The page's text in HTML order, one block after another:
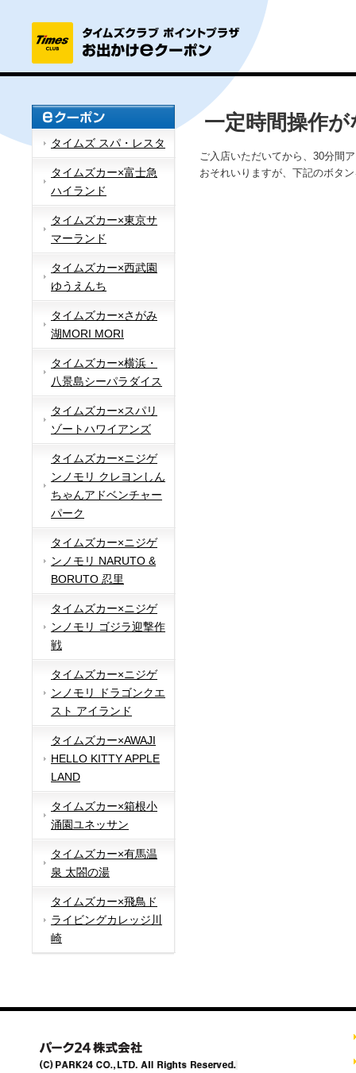
タイムズ スパ・レスタ
タイムズカー×富士急
ハイランド
タイムズカー×東京サ
マーランド
タイムズカー×西武園
ゆうえんち
タイムズカー×さがみ
湖MORI MORI
タイムズカー×横浜・
八景島シーパラダイス
タイムズカー×スパリ
ゾートハワイアンズ
タイムズカー×ニジゲ
ンノモリ クレヨンしん
ちゃんアドベンチャー
パーク
タイムズカー×ニジゲ
ンノモリ NARUTO &
BORUTO 忍里
タイムズカー×ニジゲ
ンノモリ ゴジラ迎撃作
戦
タイムズカー×ニジゲ
ンノモリ ドラゴンクエ
スト アイランド
タイムズカー×AWAJI
HELLO KITTY APPLE
LAND
タイムズカー×箱根小
涌園ユネッサン
タイムズカー×有馬温
泉 太閤の湯
タイムズカー×飛鳥ド
ライビングカレッジ川
崎
一定時間操作
ご入店いただいてから、30分間
おそれいりますが、下記のボタ